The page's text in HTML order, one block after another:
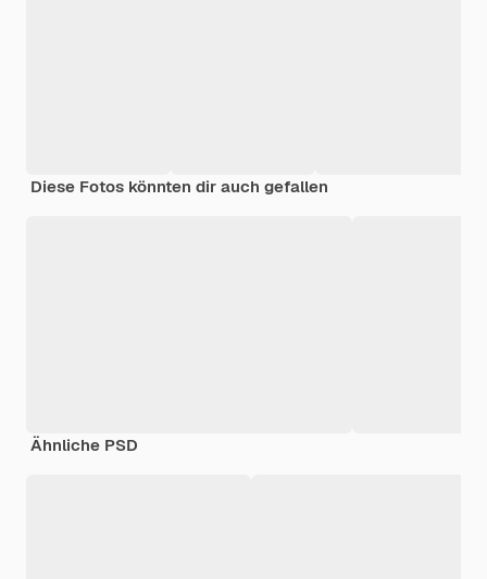
Diese Fotos könnten dir auch gefallen
Ähnliche PSD